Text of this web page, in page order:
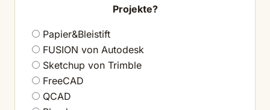
Projekte?
Papier&Bleistift
FUSION von Autodesk
Sketchup von Trimble
FreeCAD
QCAD